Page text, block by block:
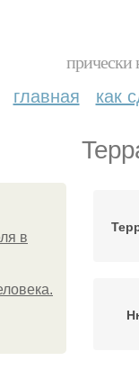
прически
главная как
в